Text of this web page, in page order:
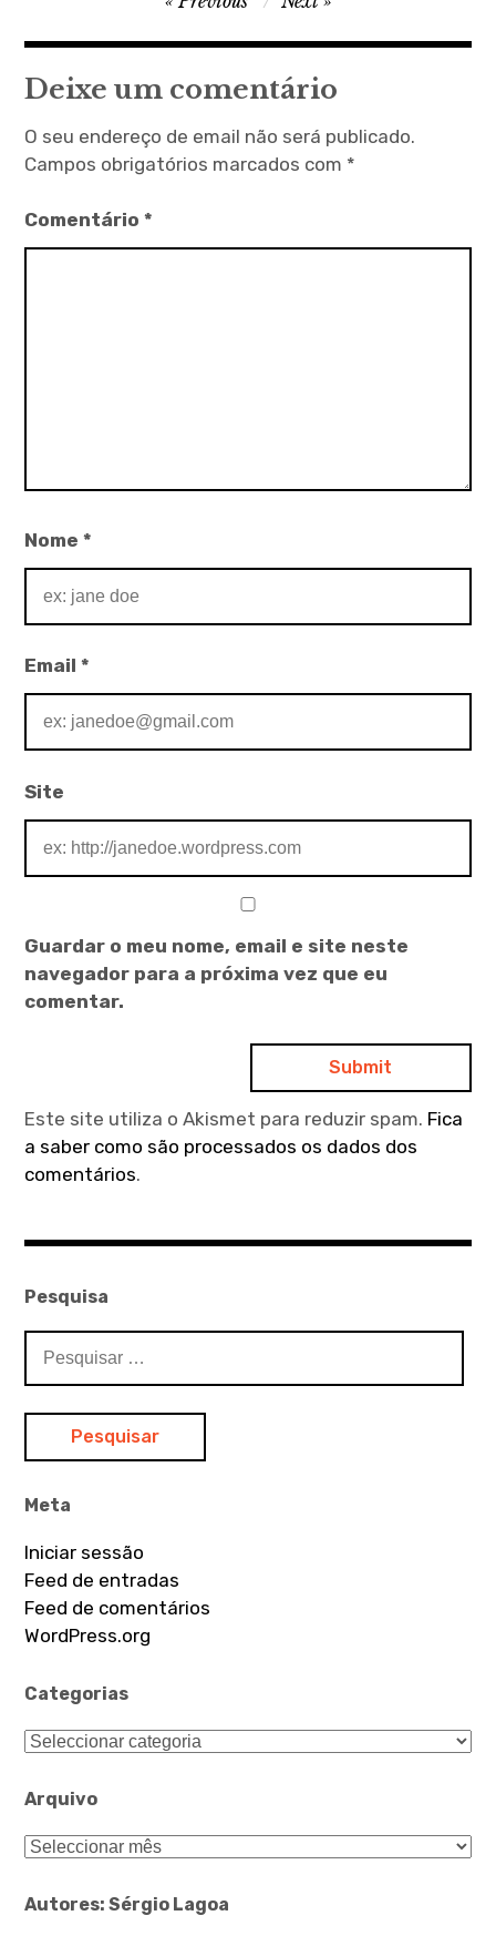
de
artigos
Deixe um comentário
O seu endereço de email não será publicado.
Campos obrigatórios marcados com *
Comentário*
Nome*
Email*
Site
Guardar o meu nome, email e site neste
navegador para a próxima vez que eu
comentar.
Este site utiliza o Akismet para reduzir spam. Fica
a saber como são processados os dados dos
comentários.
Pesquisa
por:
Meta
Iniciar sessão
Feed de entradas
Feed de comentários
WordPress.org
Categorias
Categorias
Arquivo
Arquivo
Autores: Sérgio Lagoa